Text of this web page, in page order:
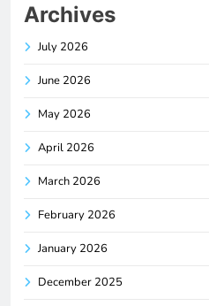
Archives
July 2026
June 2026
May 2026
April 2026
March 2026
February 2026
January 2026
December 2025